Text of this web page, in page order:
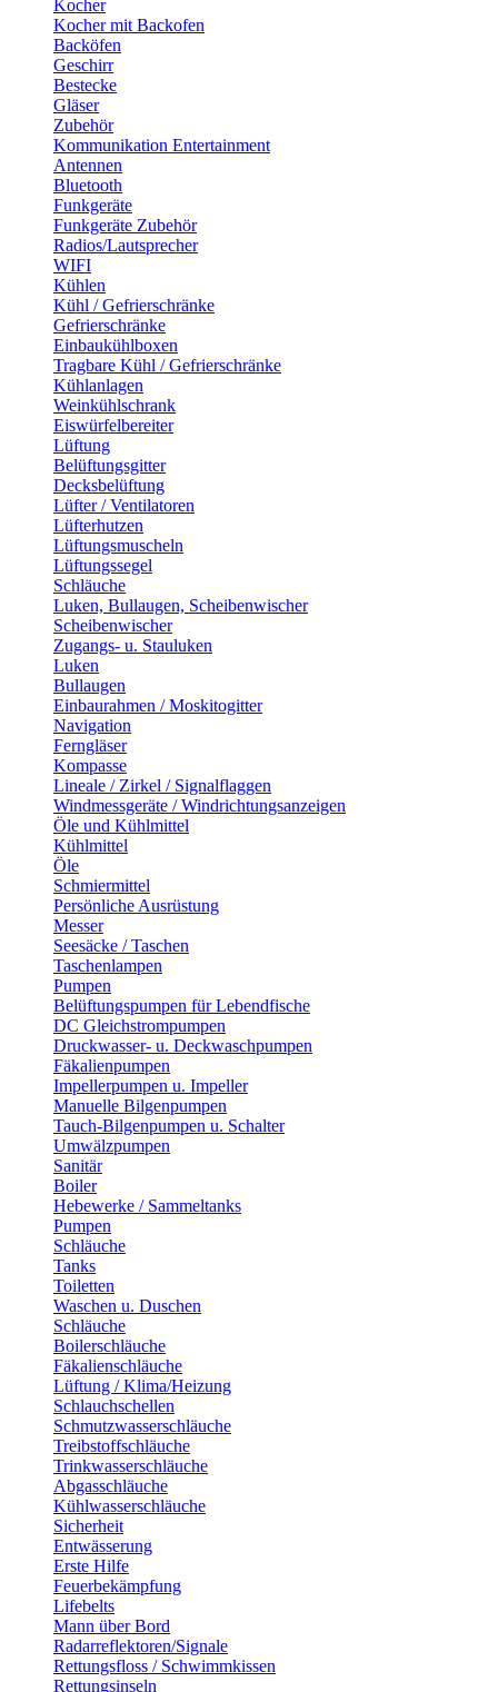
Kocher
Kocher mit Backofen
Backöfen
Geschirr
Bestecke
Gläser
Zubehör
Kommunikation Entertainment
Antennen
Bluetooth
Funkgeräte
Funkgeräte Zubehör
Radios/Lautsprecher
WIFI
Kühlen
Kühl / Gefrierschränke
Gefrierschränke
Einbaukühlboxen
Tragbare Kühl / Gefrierschränke
Kühlanlagen
Weinkühlschrank
Eiswürfelbereiter
Lüftung
Belüftungsgitter
Decksbelüftung
Lüfter / Ventilatoren
Lüfterhutzen
Lüftungsmuscheln
Lüftungssegel
Schläuche
Luken, Bullaugen, Scheibenwischer
Scheibenwischer
Zugangs- u. Stauluken
Luken
Bullaugen
Einbaurahmen / Moskitogitter
Navigation
Ferngläser
Kompasse
Lineale / Zirkel / Signalflaggen
Windmessgeräte / Windrichtungsanzeigen
Öle und Kühlmittel
Kühlmittel
Öle
Schmiermittel
Persönliche Ausrüstung
Messer
Seesäcke / Taschen
Taschenlampen
Pumpen
Belüftungspumpen für Lebendfische
DC Gleichstrompumpen
Druckwasser- u. Deckwaschpumpen
Fäkalienpumpen
Impellerpumpen u. Impeller
Manuelle Bilgenpumpen
Tauch-Bilgenpumpen u. Schalter
Umwälzpumpen
Sanitär
Boiler
Hebewerke / Sammeltanks
Pumpen
Schläuche
Tanks
Toiletten
Waschen u. Duschen
Schläuche
Boilerschläuche
Fäkalienschläuche
Lüftung / Klima/Heizung
Schlauchschellen
Schmutzwasserschläuche
Treibstoffschläuche
Trinkwasserschläuche
Abgasschläuche
Kühlwasserschläuche
Sicherheit
Entwässerung
Erste Hilfe
Feuerbekämpfung
Lifebelts
Mann über Bord
Radarreflektoren/Signale
Rettungsfloss / Schwimmkissen
Rettungsinseln